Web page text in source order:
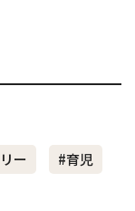
ー
#育児